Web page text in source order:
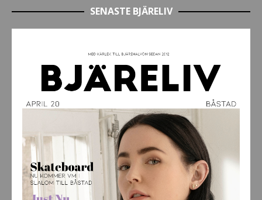
SENASTE BJÄRELIV